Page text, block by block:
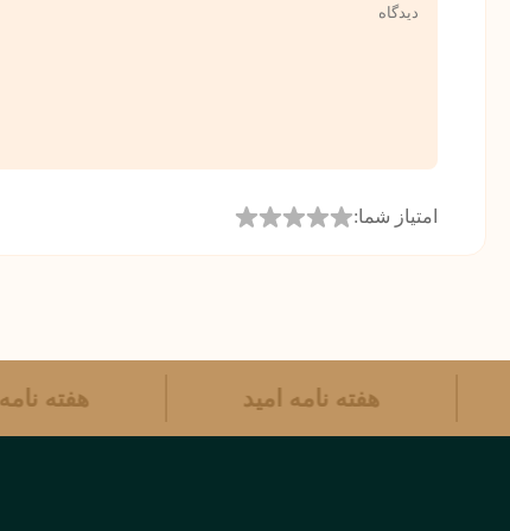
امتیاز شما:
هفته هفته نامه امید